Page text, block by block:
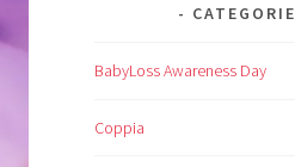
CATEGORIE
BabyLoss Awareness Day
Coppia